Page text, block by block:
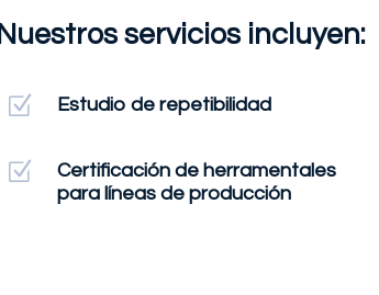
Nuestros servicios incluyen:
Z Estudio de repetibilidad
Z
Certificación de herramentales
para líneas de producción